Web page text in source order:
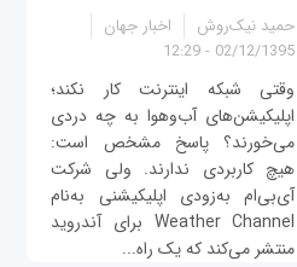
حمید نیک‌روش
اخبار جهان
02/12/1395 - 12:29
وقتی شبکه اینترنت کار نکند؛
اپلیکیشن‌های آب‌وهوا به چه دردی
می‌خورند؟ پاسخ مشخص است:
هیچ کاربردی ندارند. ولی شرکت
آی‌بی‌ام به‌زودی اپلیکیشنی به‌نام
Weather Channel برای آندروید
منتشر می‌کند که یک راه...